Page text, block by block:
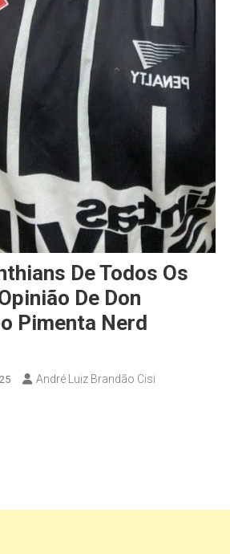
De Todos Os
De Don
Pimenta Nerd
André Luiz Brandão Cisi